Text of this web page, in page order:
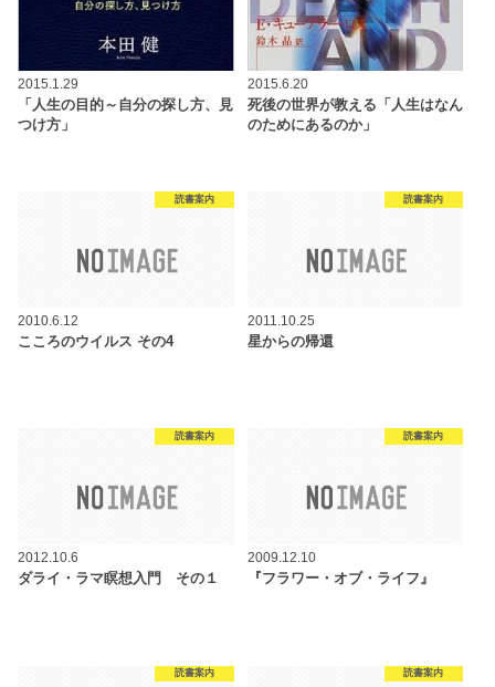
2015.1.29
「人生の目的～自分の探し方、見
つけ方」
2015.6.20
死後の世界が教える「人生はなん
のためにあるのか」
読書案内
2010.6.12
こころのウイルス その4
読書案内
2011.10.25
星からの帰還
読書案内
2012.10.6
ダライ・ラマ瞑想入門 その１
読書案内
2009.12.10
『フラワー・オブ・ライフ』
読書案内 読書案内